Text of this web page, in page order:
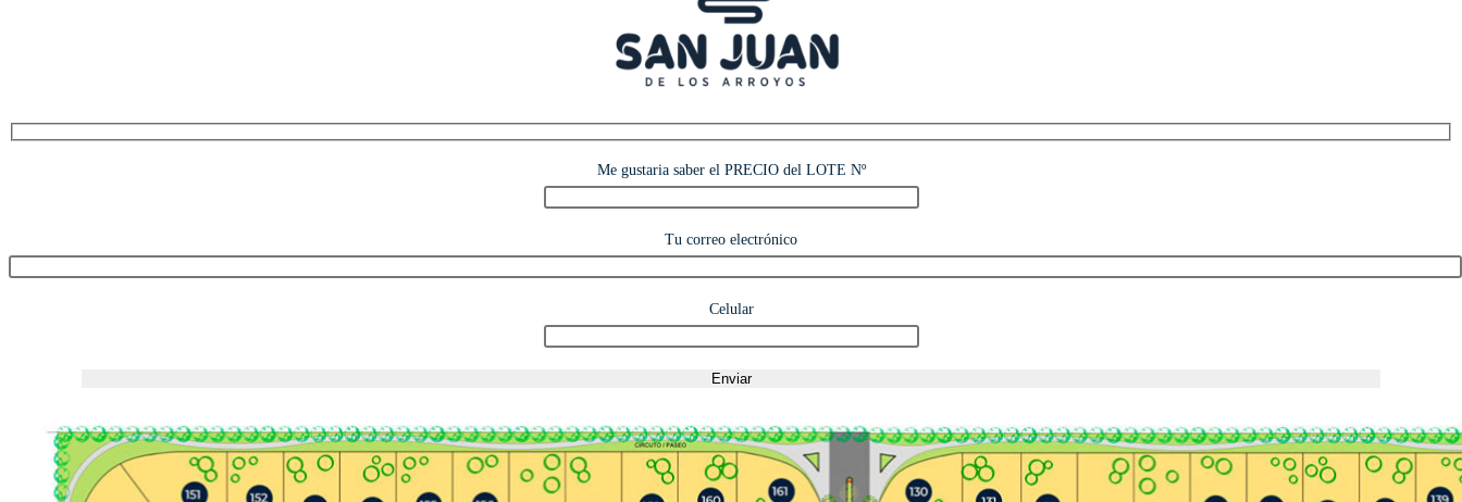
Me gustaria saber el PRECIO del LOTE Nº
Tu correo electrónico
Celular